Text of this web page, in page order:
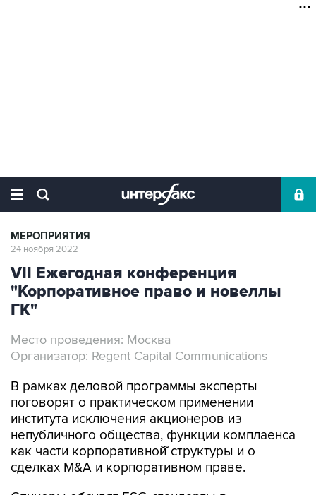
МЕРОПРИЯТИЯ
24 ноября 2022
VII Ежегодная конференция
"Корпоративное право и новеллы
ГК"
Место проведения: Москва
Организатор: Regent Capital Communications
В рамках деловой программы эксперты
поговорят о практическом применении
института исключения акционеров из
непубличного общества, функции комплаенса
как части корпоративной̆ структуры и о
сделках M&A и корпоративном праве.